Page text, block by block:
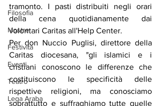
Filosofia
Mostre
Festività
Eventi
Teatro
Lega Araba
tramonto. I pasti distribuiti negli orari
della cena quotidianamente dai
volontari Caritas all'Help Center.
Per don Nuccio Puglisi, direttore della
Caritas diocesana, "gli islamici e i
cristiani conoscono le differenze che
costituiscono le specificità delle
rispettive religioni, ma conosciamo
soprattutto e suffraghiamo tutte quelle